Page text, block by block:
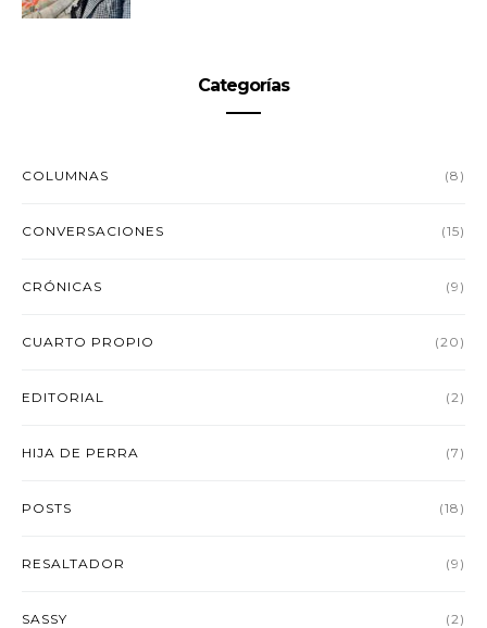
Categorías
COLUMNAS (8)
CONVERSACIONES (15)
CRÓNICAS (9)
CUARTO PROPIO (20)
EDITORIAL (2)
HIJA DE PERRA (7)
POSTS (18)
RESALTADOR (9)
SASSY (2)